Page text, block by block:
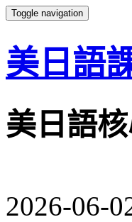
Toggle navigation
美日語
美日語
2026-06-